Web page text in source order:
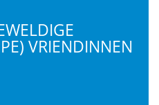
VRIENDINNEN